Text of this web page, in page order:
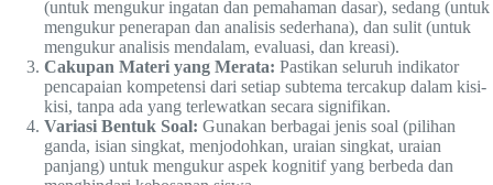
(untuk mengukur ingatan dan pemahaman dasar), sedang (untuk
mengukur penerapan dan analisis sederhana), dan sulit (untuk
mengukur analisis mendalam, evaluasi, dan kreasi).
Cakupan Materi yang Merata: Pastikan seluruh indikator
pencapaian kompetensi dari setiap subtema tercakup dalam kisi-
kisi, tanpa ada yang terlewatkan secara signifikan.
Variasi Bentuk Soal: Gunakan berbagai jenis soal (pilihan
ganda, isian singkat, menjodohkan, uraian singkat, uraian
panjang) untuk mengukur aspek kognitif yang berbeda dan